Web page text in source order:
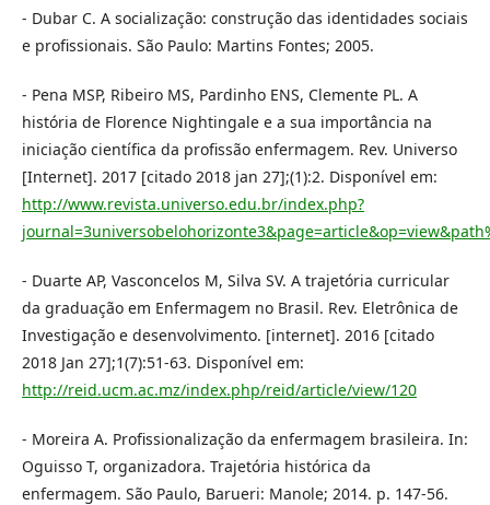
- Dubar C. A socialização: construção das identidades sociais
e profissionais. São Paulo: Martins Fontes; 2005.
- Pena MSP, Ribeiro MS, Pardinho ENS, Clemente PL. A
história de Florence Nightingale e a sua importância na
iniciação científica da profissão enfermagem. Rev. Universo
[Internet]. 2017 [citado 2018 jan 27];(1):2. Disponível em:
http://www.revista.universo.edu.br/index.php?
- Duarte AP, Vasconcelos M, Silva SV. A trajetória curricular
da graduação em Enfermagem no Brasil. Rev. Eletrônica de
Investigação e desenvolvimento. [internet]. 2016 [citado
2018 Jan 27];1(7):51-63. Disponível em:
http://reid.ucm.ac.mz/index.php/reid/article/view/120
- Moreira A. Profissionalização da enfermagem brasileira. In:
Oguisso T, organizadora. Trajetória histórica da
enfermagem. São Paulo, Barueri: Manole; 2014. p. 147-56.